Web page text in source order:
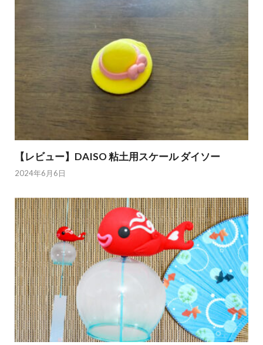
【レビュー】DAISO 粘土用スケール ダイソー
2024年6月6日